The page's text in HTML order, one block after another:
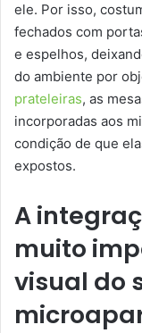
ele. Por isso,
fechados com
e espelhos,
do ambiente por
prateleiras, as
incorporadas aos
condição de que
expostos.
A
muito
visual do